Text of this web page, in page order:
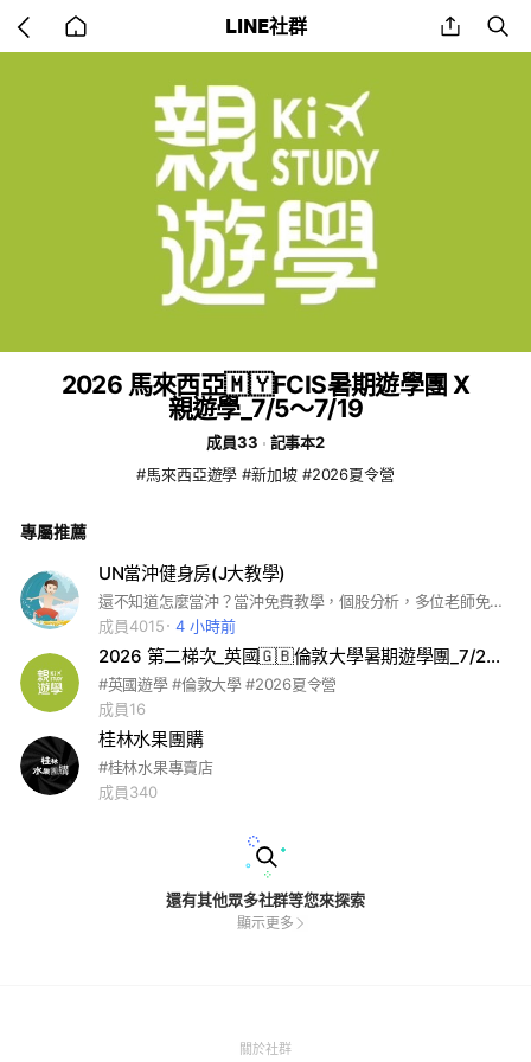
back
to
LINE社群 share
2026 馬來西亞🇲🇾FCIS暑期遊學團 X
親遊學_7/5～7/19
成員33
記事本2
#馬來西亞遊學 #新加坡 #2026夏令營
專屬推薦
UN當沖健身房(J大教學)
還不知道怎麼當沖？當沖免費教學，個股分析，多位老師免費分析解說，適合想學習當沖的人，不收會員沒有任何費用的。
成員4015
4 小時前
2026 第二梯次_英國🇬🇧倫敦大學暑期遊學團_7/22～8/6 X 親遊學
#英國遊學 #倫敦大學 #2026夏令營
成員16
桂林水果團購
#桂林水果專賣店
成員340
還有其他眾多社群等您來探索
顯示更多
關於社群(Open